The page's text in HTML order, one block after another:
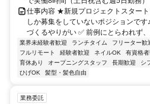
仕事内容 ★新規プロジェクトスター
しか募集をしていないポジションで
づくるやりがい ✅ 前例にとらわれず
業界未経験者歓迎 ランチタイム フリーター歓
フルリモート
経験者歓迎 ネイルOK 有資格
育休あり
オープニングスタッフ 長期歓迎 シ
ひげOK
髪型・髪色自由
業務委託